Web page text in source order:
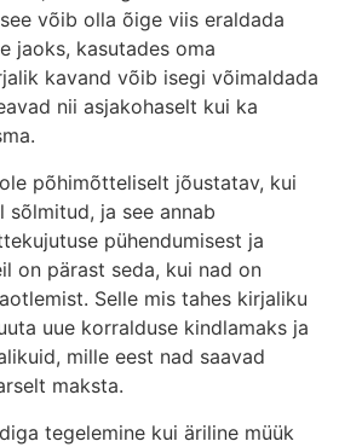
võib olla õige viis eraldada
jaoks, kasutades oma
kavand võib isegi võimaldada
nii asjakohaselt kui ka
põhimõtteliselt jõustatav, kui
sõlmitud, ja see annab
pühendumisest ja
on pärast seda, kui nad on
Selle mis tahes kirjaliku
uue korralduse kindlamaks ja
mille eest nad saavad
maksta.
tegelemine kui äriline müük